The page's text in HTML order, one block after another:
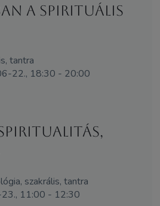
a spirituális
tantra
22., 18:30 - 20:00
spiritualitás,
szakrális, tantra
11:00 - 12:30